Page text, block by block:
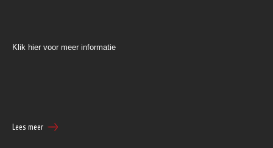
Klik hier voor meer informatie
Lees meer